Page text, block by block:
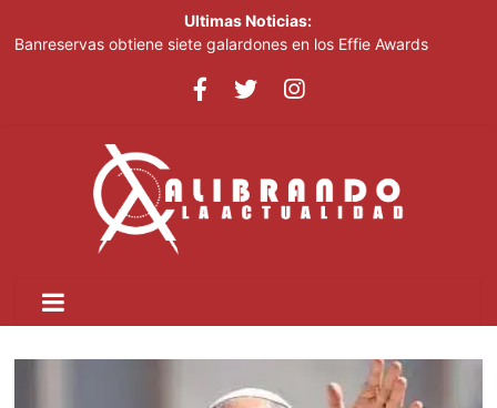
Ultimas Noticias:
Banreservas obtiene siete galardones en los Effie Awards
SNS: hospitales operan con tres turnos de cuatro horas, no con
por el sesquicentenario de Juan Pablo Duarte
Verónica Batista regresa con la tercera temporada de “Fuera de
Agente de la DIGESETT identifica a mujer reportada como
desaparecida tras encontrarla desorientada